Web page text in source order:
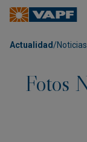
Actualidad /Noticias
Fotos